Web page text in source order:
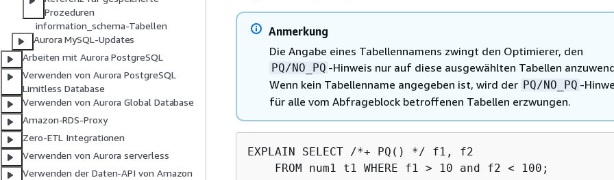
Prozeduren
information_schema-Tabellen
Aurora MySQL-Updates
Arbeiten mit Aurora PostgreSQL
Verwenden von Aurora PostgreSQL
Limitless Database
Verwenden von Aurora Global Database
Amazon-RDS-Proxy
Zero-ETL Integrationen
Verwenden von Aurora serverless
Verwenden der Daten-API von Amazon
Anmerkung
Die Angabe eines Tabellennamens zwingt den Optimierer, den
PQ/NO_PQ -Hinweis nur auf diese ausgewählten Tabellen
Wenn kein Tabellenname angegeben ist, wird der PQ/NO_PQ -
für alle vom Abfrageblock betroffenen Tabellen erzwungen.
EXPLAIN SELECT /*+ PQ() */ f1, f2
    FROM num1 t1 WHERE f1 > 10 and f2 < 100;